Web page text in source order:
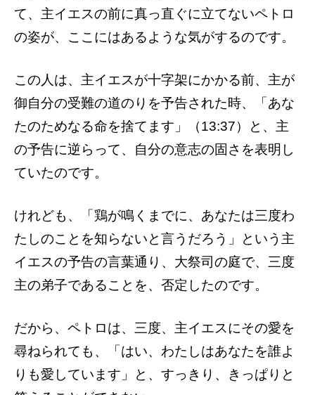
て、主イエスの前に真っ直ぐに立てないペトロ
の姿が、ここにはあるような気がするのです。
この人は、主イエスが十字架にかかる前、主が
御自分の受難の道のりを予告された時、「あな
たのためなる命を捨てます」（13:37）と、主
の予告に逆らって、自分の意志の固さを表明し
ていたのです。
けれども、「鶏が鳴くまでに、あなたは三度わ
たしのことを知らないと言うだろう」という主
イエスの予告の言葉通り、大祭司の庭で、三度
主の弟子であることを、否定したのです。
だから、ペトロは、三度、主イエスにその愛を
尋ねられても、「はい、わたしはあなたを誰よ
りも愛しています」と、すっきり、きっぱりと